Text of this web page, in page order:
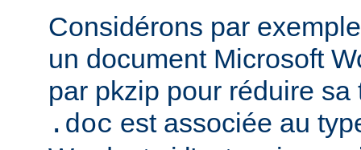
Considérons par
un document Microsoft
par pkzip pour réduire
.doc est associée au